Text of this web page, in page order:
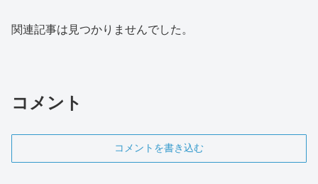
関連記事は見つかりませんでした。
コメント
コメントを書き込む